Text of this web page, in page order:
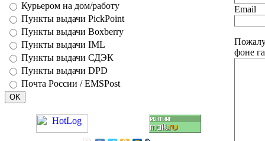
Курьером на дом/работу
Пункты выдачи PickPoint
Пункты выдачи Boxberry
Пункты выдачи IML
Пункты выдачи СДЭК
Пункты выдачи DPD
Почта России / EMSPost
Email
фоне